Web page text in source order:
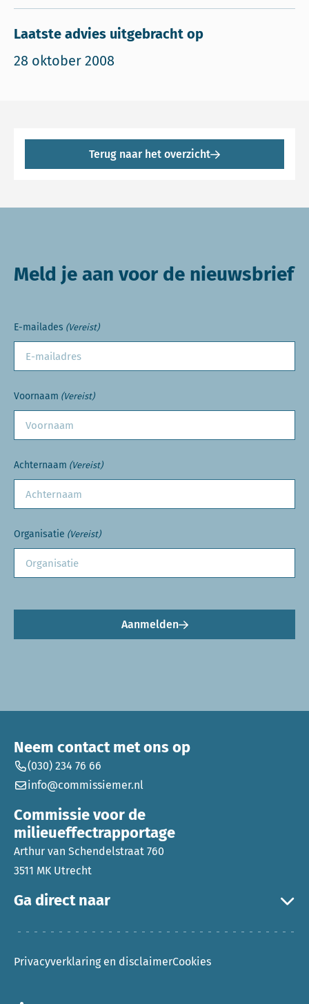
Laatste advies uitgebracht op
28 oktober 2008
Terug naar het overzicht
Meld je aan voor de nieuwsbrief
E-mailades (Vereist)
Voornaam (Vereist)
Achternaam (Vereist)
Organisatie (Vereist)
Aanmelden
Ga direct naar
Neem contact met ons op
(030) 234 76 66
info@commissiemer.nl
Commissie voor de
milieueffectrapportage
Arthur van Schendelstraat 760
3511 MK Utrecht
Privacyverklaring en disclaimerCookies